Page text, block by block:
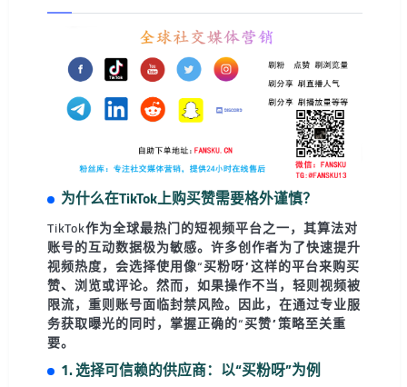
为什么在TikTok上购买赞需要格外谨慎？
TikTok作为全球最热门的短视频平台之一，其算法对
账号的互动数据极为敏感。许多创作者为了快速提升
视频热度，会选择使用像“买粉呀”这样的平台来购买
赞、浏览或评论。然而，如果操作不当，轻则视频被
限流，重则账号面临封禁风险。因此，在通过专业服
务获取曝光的同时，掌握正确的“买赞”策略至关重
要。
1. 选择可信赖的供应商：以“买粉呀”为例